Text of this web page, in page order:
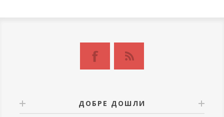
ДОБРЕ ДОШЛИ